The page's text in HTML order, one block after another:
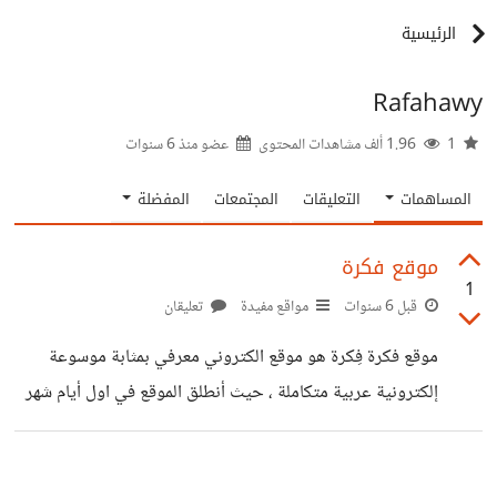
الرئيسية
Rafahawy
عضو منذ6 سنوات
المساهمات التعليقات المجتمعات المفضلة
1
موقع فكرة
قبل 6 سنوات مواقع مفيدة تعليقان
موقع فكرة فِكرة هو موقع الكتروني معرفي بمثابة موسوعة
إلكترونية عربية متكاملة ، حيث أنطلق الموقع في اول أيام شهر
يناير من عام 2018 بشكل رسمي ، ويضم موقع فكرة عدد من